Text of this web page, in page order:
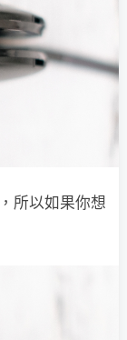
所以如果你想